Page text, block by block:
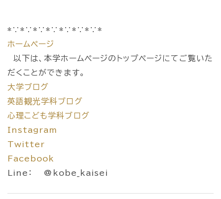
*∵*∵*∵*∵*∵*∵*∵*
ホームページ
以下は、本学ホームページのトップページにてご覧いた
だくことができます。
大学ブログ
英語観光学科ブログ
心理こども学科ブログ
Instagram
Twitter
Facebook
Line： @kobe_kaisei